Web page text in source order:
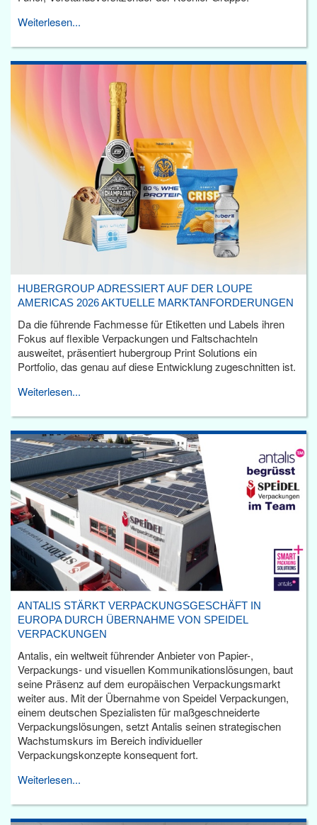
Weiterlesen...
HUBERGROUP ADRESSIERT AUF DER LOUPE
AMERICAS 2026 AKTUELLE MARKTANFORDERUNGEN
Da die führende Fachmesse für Etiketten und Labels ihren
Fokus auf flexible Verpackungen und Faltschachteln
ausweitet, präsentiert hubergroup Print Solutions ein
Portfolio, das genau auf diese Entwicklung zugeschnitten ist.
Weiterlesen...
ANTALIS STÄRKT VERPACKUNGSGESCHÄFT IN
EUROPA DURCH ÜBERNAHME VON SPEIDEL
VERPACKUNGEN
Antalis, ein weltweit führender Anbieter von Papier-,
Verpackungs- und visuellen Kommunikationslösungen, baut
seine Präsenz auf dem europäischen Verpackungsmarkt
weiter aus. Mit der Übernahme von Speidel Verpackungen,
einem deutschen Spezialisten für maßgeschneiderte
Verpackungslösungen, setzt Antalis seinen strategischen
Wachstumskurs im Bereich individueller
Verpackungskonzepte konsequent fort.
Weiterlesen...